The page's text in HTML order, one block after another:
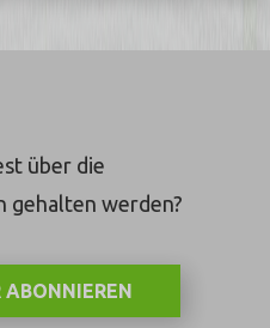
über die
gehalten werden?
ABONNIEREN